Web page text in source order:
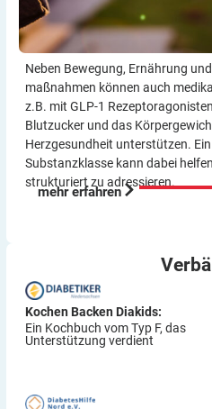
Neben Bewegung, Ernährung
maßnahmen können auch
z.B. mit GLP-1
Blutzucker und das
Herzgesundheit unterstützen.
Substanzklasse kann dabei
strukturiert zu adressieren.
mehr erfahren
Kochen Backen Diakids:
Ein Kochbuch vom Typ F, das
Unterstützung verdient